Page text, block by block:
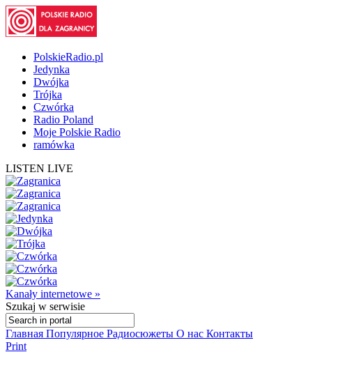
PolskieRadio.pl
Jedynka
Dwójka
Trójka
Czwórka
Radio Poland
Moje Polskie Radio
ramówka
LISTEN LIVE
Kanały internetowe »
Szukaj w serwisie
Главная Популярное Радиосюжеты О нас Контакты
Print